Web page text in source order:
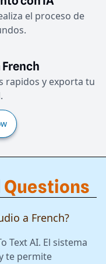
el proceso de
rapidos y exporta tu
Questions
a French?
Text AI. El sistema
te permite